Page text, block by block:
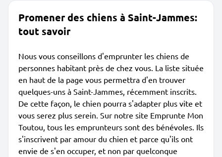
Promener des chiens à Saint-Jammes:
tout savoir
Nous vous conseillons d'emprunter les chiens de
personnes habitant près de chez vous. La liste située
en haut de la page vous permettra d'en trouver
quelques-uns à Saint-Jammes, récemment inscrits.
De cette façon, le chien pourra s'adapter plus vite et
vous serez plus serein. Sur notre site Emprunte Mon
Toutou, tous les emprunteurs sont des bénévoles. Ils
s'inscrivent par amour du chien et parce qu'ils ont
envie de s'en occuper, et non par quelconque